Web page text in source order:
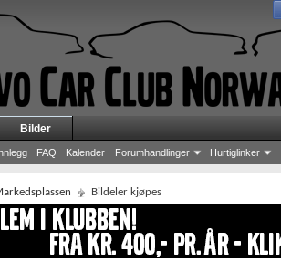
FAQ Kalender Forumhandlinger Hurtiglinker
Bilder
Bildeler kjøpes